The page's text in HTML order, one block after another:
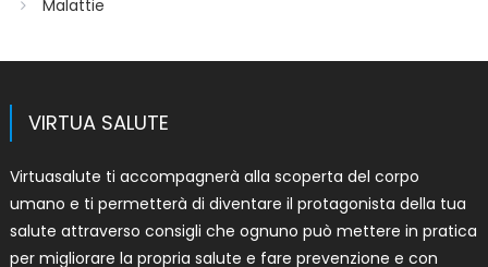
Malattie
VIRTUA SALUTE
Virtuasalute ti accompagnerà alla scoperta del corpo
umano e ti permetterà di diventare il protagonista della tua
salute attraverso consigli che ognuno può mettere in pratica
per migliorare la propria salute e fare prevenzione e con